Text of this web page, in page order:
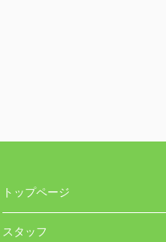
トップページ
スタッフ